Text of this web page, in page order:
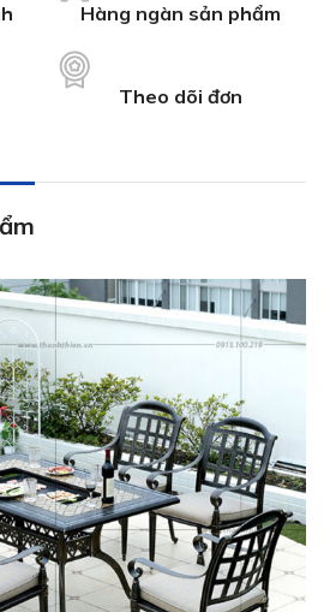
Hàng ngàn sản phẩm
Theo dõi đơn